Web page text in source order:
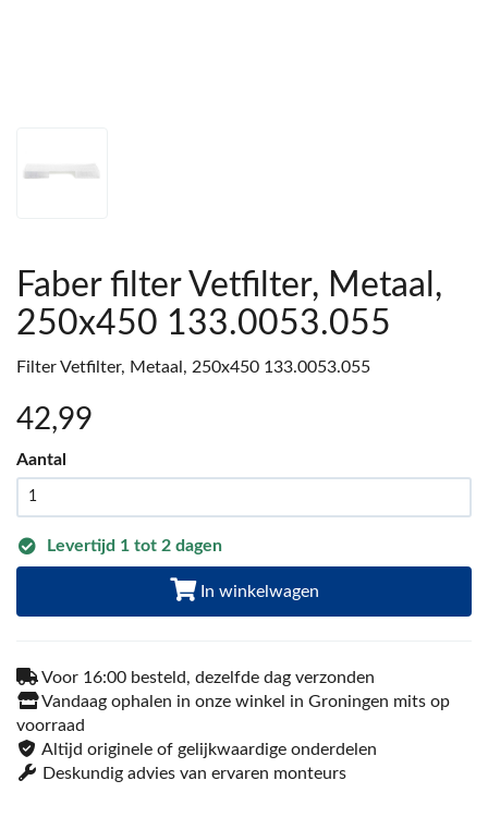
Faber filter Vetfilter, Metaal,
250x450 133.0053.055
Filter Vetfilter, Metaal, 250x450 133.0053.055
42,99
Aantal
Levertijd 1 tot 2 dagen
In winkelwagen
Voor 16:00 besteld, dezelfde dag verzonden
Vandaag ophalen in onze winkel in Groningen mits op
voorraad
Altijd originele of gelijkwaardige onderdelen
Deskundig advies van ervaren monteurs